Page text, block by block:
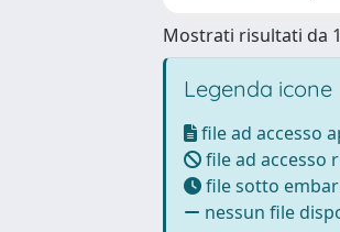
Mostrati risultati da
Legenda icone
file ad accesso
file ad accesso
file sotto
nessun file